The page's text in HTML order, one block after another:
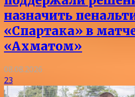
назначить
«Спартака» в
«Ахматом»
08.08.2026
23